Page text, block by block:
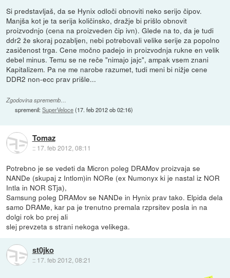
Si predstavljaš, da se Hynix odloči obnoviti neko serijo čipov.
Manjša kot je ta serija količinsko, dražje bi prišlo obnovit
proizvodnjo (cena na proizveden čip ivn). Glede na to, da je tudi
ddr2 že skoraj pozabljen, nebi potrebovali velike serije za popolno
zasičenost trga. Cene močno padejo in proizvodnja rukne en velik
debel minus. Temu se ne reče "nimajo jajc", ampak vsem znani
Kapitalizem. Pa ne me narobe razumet, tudi meni bi nižje cene
DDR2 non-ecc prav prišle...
Zgodovina sprememb…
spremenil:SuperVeloce(17. feb 2012 ob 02:16)
Tomaz
:: 17. feb 2012, 08:11
Potrebno je se vedeti da Micron poleg DRAMov proizvaja se
NANDe (skupaj z Intlom)in NORe (ex Numonyx ki je nastal iz NOR
Intla in NOR STja),
Samsung poleg DRAMov se NANDe in Hynix prav tako. Elpida dela
samo DRAMe, kar pa je trenutno premala rzprsitev posla in na
dolgi rok bo prej ali
slej prevzeta s strani nekoga velikega.
st0jko
:: 17. feb 2012, 08:21